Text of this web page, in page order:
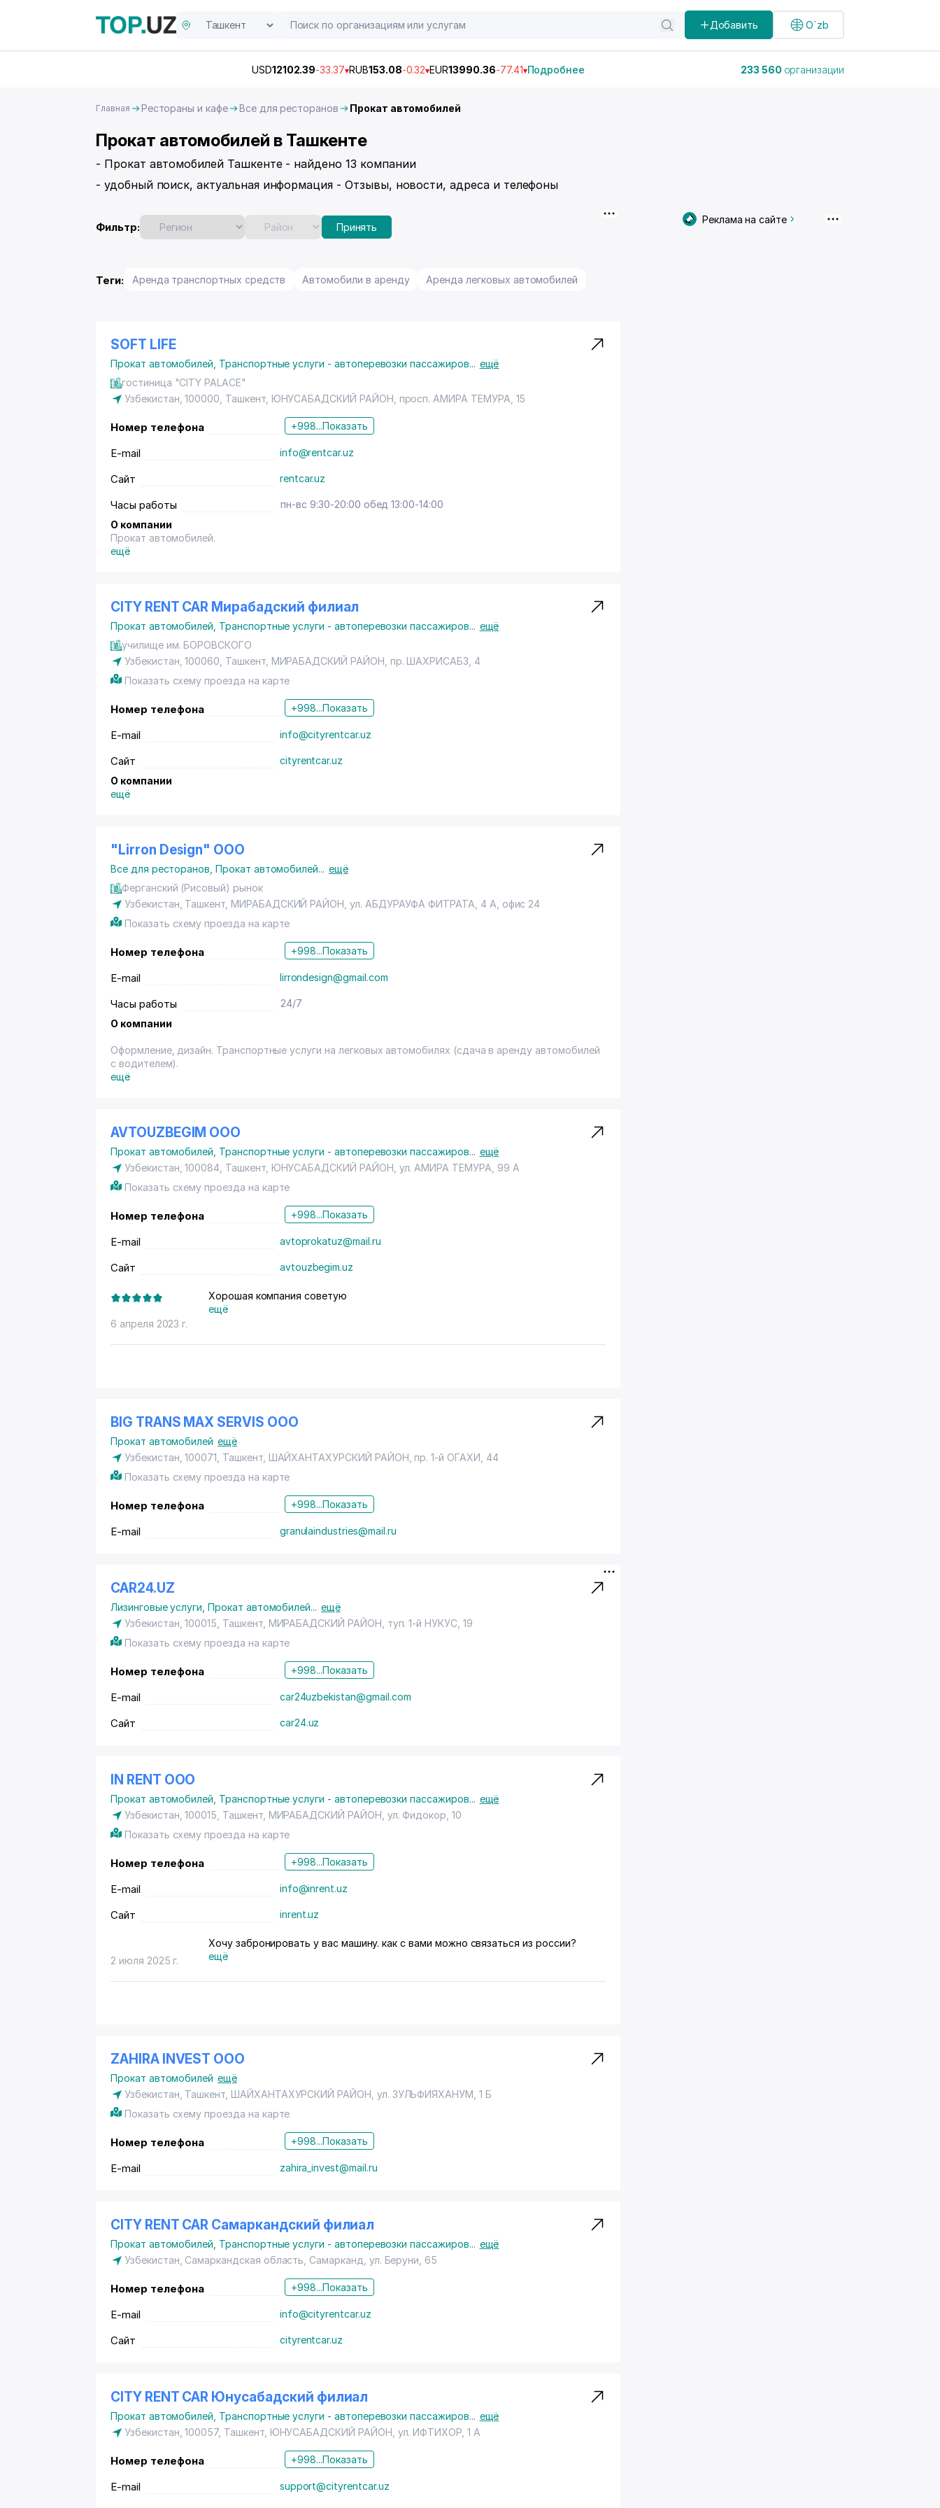
Добавить O`zb
USD12102.39-33.37 RUB153.08-0.32 EUR13990.36-77.41 Подробнее 233 560 организации
Главная Рестораны и кафе Все для ресторанов Прокат автомобилей
Прокат автомобилей в Ташкенте
- Прокат автомобилей Ташкенте - найдено 13 компании
- удобный поиск, актуальная информация - Отзывы, новости, адреса и телефоны
Фильтр: Принять
Теги: Аренда транспортных средств Автомобили в аренду Аренда легковых автомобилей
SOFT LIFE
Прокат автомобилей Транспортные услуги - автоперевозки пассажиров... ещё
гостиница "CITY PALACE"
Узбекистан, 100000, Ташкент, ЮНУСАБАДСКИЙ РАЙОН , просп. АМИРА ТЕМУРА, 15
Номер телефона +998...Показать
E-mail info@rentcar.uz
Сайт rentcar.uz
Часы работы
пн-вс 9:30-20:00 обед 13:00-14:00
О компании
Прокат автомобилей.
ещё
CITY RENT CAR Мирабадский филиал
Прокат автомобилей Транспортные услуги - автоперевозки пассажиров... ещё
училище им. БОРОВСКОГО
Узбекистан, 100060, Ташкент, МИРАБАДСКИЙ РАЙОН пр. ШАХРИСАБЗ , 4
Показать схему проезда на карте
Номер телефона +998...Показать
E-mail info@cityrentcar.uz
Сайт
cityrentcar.uz
О компании
ещё
"Lirron Design" ООО
Все для ресторанов ,Прокат автомобилей... ещё
Ферганский (Рисовый) рынок
Узбекистан, Ташкент МИРАБАДСКИЙ РАЙОН , ул. АБДУРАУФА ФИТРАТА, 4 А, офис 24
Показать схему проезда на карте
Номер телефона +998...Показать
E-mail lirrondesign@gmail.com
Часы работы
24/7
О компании
Оформление, дизайн. Транспортные услуги на легковых автомобилях (сдача в аренду автомобилей
с водителем).
ещё
AVTOUZBEGIM ООО
Прокат автомобилей Транспортные услуги - автоперевозки пассажиров... ещё
Узбекистан, 100084, Ташкент, ЮНУСАБАДСКИЙ РАЙОН ул. АМИРА ТЕМУРА , 99 А
Показать схему проезда на карте
Номер телефона +998...Показать
E-mail avtoprokatuz@mail.ru
Сайт avtouzbegim.uz
6 апреля 2023 г.
Хорошая компания советую
ещё
BIG TRANS MAX SERVIS ООО
Прокат автомобилей ещё
Узбекистан, 100071, Ташкент, ШАЙХАНТАХУРСКИЙ РАЙОН пр. 1-й ОГАХИ , 44
Показать схему проезда на карте
Номер телефона +998...Показать
E-mail granulaindustries@mail.ru
CAR24.UZ
Лизинговые услуги ,Прокат автомобилей... ещё
Узбекистан, 100015, Ташкент, МИРАБАДСКИЙ РАЙОН туп. 1-й НУКУС , 19
Показать схему проезда на карте
Номер телефона +998...Показать
E-mail car24uzbekistan@gmail.com
Сайт car24.uz
IN RENT ООО
Прокат автомобилей Транспортные услуги - автоперевозки пассажиров... ещё
Узбекистан, 100015, Ташкент, МИРАБАДСКИЙ РАЙОН ул. Фидокор , 10
Показать схему проезда на карте
Номер телефона +998...Показать
E-mail info@inrent.uz
Сайт inrent.uz
2 июля 2025 г.
Хочу забронировать у вас машину. как с вами можно связаться из россии?
ещё
ZAHIRA INVEST ООО
Прокат автомобилей ещё
Узбекистан, Ташкент, ШАЙХАНТАХУРСКИЙ РАЙОН , ул. ЗУЛЬФИЯХАНУМ, 1 Б
Показать схему проезда на карте
Номер телефона +998...Показать
E-mail zahira_invest@mail.ru
CITY RENT CAR Самаркандский филиал
Прокат автомобилей Транспортные услуги - автоперевозки пассажиров... ещё
Узбекистан, Самаркандская область, Самарканд, ул. Беруни , 65
Номер телефона +998...Показать
E-mail info@cityrentcar.uz
Сайт cityrentcar.uz
CITY RENT CAR Юнусабадский филиал
Прокат автомобилей Транспортные услуги - автоперевозки пассажиров... ещё
Узбекистан, 100057, Ташкент, ЮНУСАБАДСКИЙ РАЙОН , ул. ИФТИХОР, 1 А
Номер телефона +998...Показать
E-mail support@cityrentcar.uz
Реклама на сайте